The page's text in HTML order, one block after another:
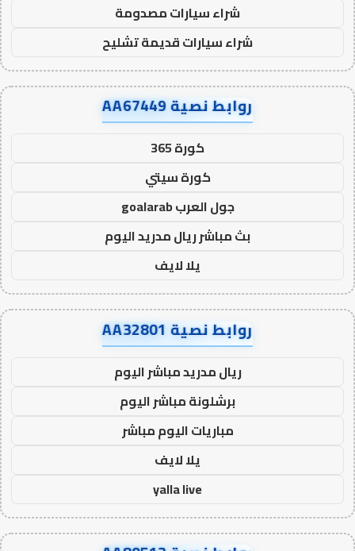
شراء سيارات مصدومة
شراء سيارات قديمة تشليح
روابط نصية AA67449
كورة 365
كورة سيتي
جول العرب goalarab
بث مباشر ريال مدريد اليوم
يلا لايف
روابط نصية AA32801
ريال مدريد مباشر اليوم
برشلونة مباشر اليوم
مباريات اليوم مباشر
يلا لايف
yalla live